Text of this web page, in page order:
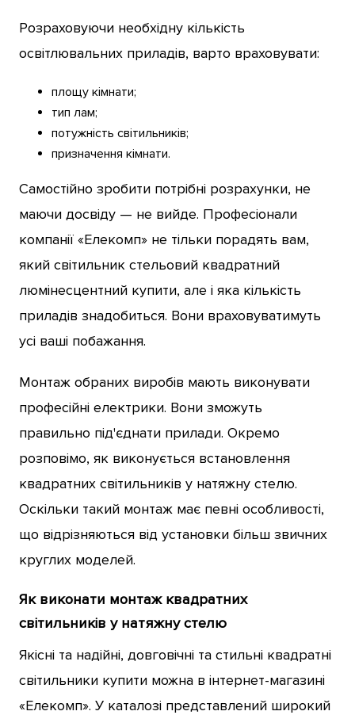
Розраховуючи необхідну кількість
освітлювальних приладів, варто враховувати:
площу кімнати;
тип лам;
потужність світильників;
призначення кімнати.
Самостійно зробити потрібні розрахунки, не
маючи досвіду — не вийде. Професіонали
компанії «Елекомп» не тільки порадять вам,
який світильник стельовий квадратний
люмінесцентний купити, але і яка кількість
приладів знадобиться. Вони враховуватимуть
усі ваші побажання.
Монтаж обраних виробів мають виконувати
професійні електрики. Вони зможуть
правильно під'єднати прилади. Окремо
розповімо, як виконується встановлення
квадратних світильників у натяжну стелю.
Оскільки такий монтаж має певні особливості,
що відрізняються від установки більш звичних
круглих моделей.
Як виконати монтаж квадратних
світильників у натяжну стелю
Якісні та надійні, довговічні та стильні квадратні
світильники купити можна в інтернет-магазині
«Елекомп». У каталозі представлений широкий